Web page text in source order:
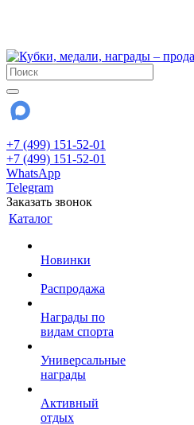
+7 (499) 151-52-01
+7 (499) 151-52-01
WhatsApp
Telegram
Заказать звонок
Каталог
Новинки
Распродажа
Награды по
видам спорта
Универсальные
награды
Активный
отдых